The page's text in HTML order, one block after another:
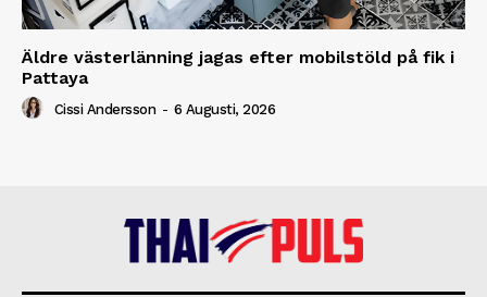
Äldre västerlänning jagas efter mobilstöld på fik i
Pattaya
Cissi Andersson - 6 Augusti, 2026